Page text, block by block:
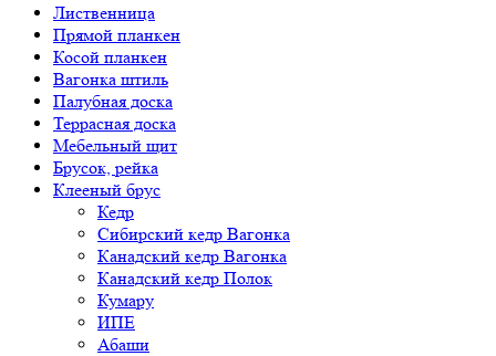
Лиственница
Прямой планкен
Косой планкен
Вагонка штиль
Палубная доска
Террасная доска
Мебельный щит
Брусок, рейка
Клееный брус
Кедр
Сибирский кедр Вагонка
Канадский кедр Вагонка
Канадский кедр Полок
Кумару
ИПЕ
Абаши